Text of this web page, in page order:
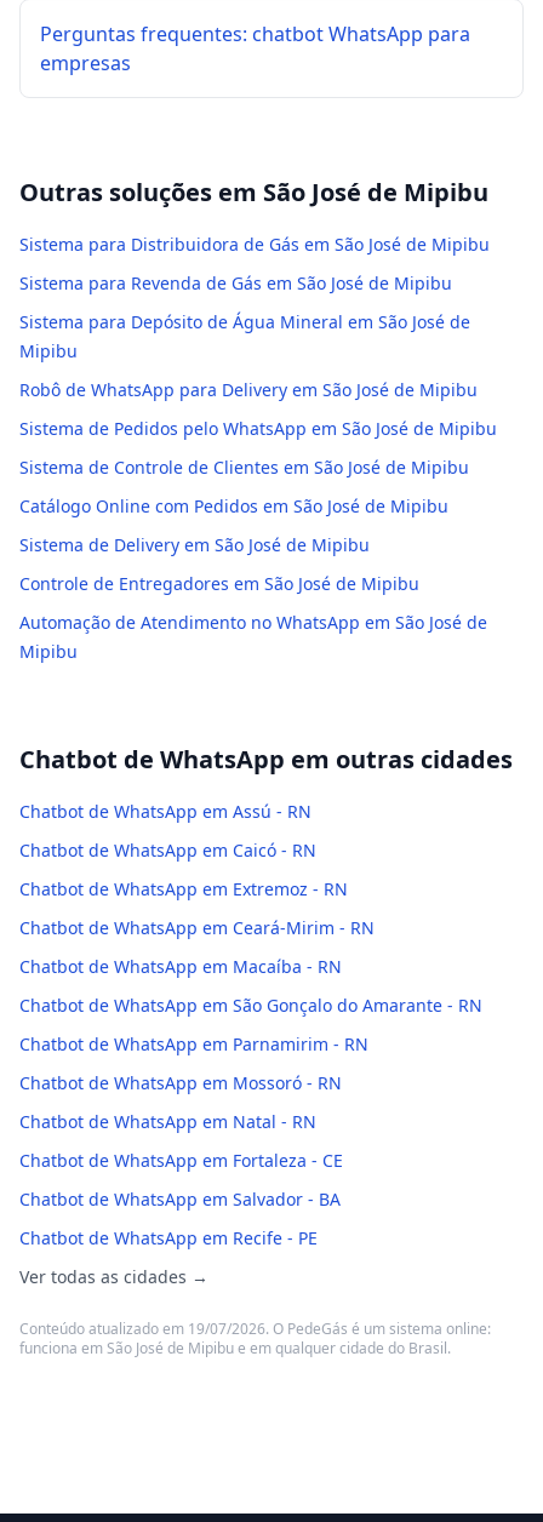
Perguntas frequentes: chatbot WhatsApp para
empresas
Outras soluções em São José de Mipibu
Sistema para Distribuidora de Gás em São José de Mipibu
Sistema para Revenda de Gás em São José de Mipibu
Sistema para Depósito de Água Mineral em São José de
Mipibu
Robô de WhatsApp para Delivery em São José de Mipibu
Sistema de Pedidos pelo WhatsApp em São José de Mipibu
Sistema de Controle de Clientes em São José de Mipibu
Catálogo Online com Pedidos em São José de Mipibu
Sistema de Delivery em São José de Mipibu
Controle de Entregadores em São José de Mipibu
Automação de Atendimento no WhatsApp em São José de
Mipibu
Chatbot de WhatsApp em outras cidades
Chatbot de WhatsApp em Assú - RN
Chatbot de WhatsApp em Caicó - RN
Chatbot de WhatsApp em Extremoz - RN
Chatbot de WhatsApp em Ceará-Mirim - RN
Chatbot de WhatsApp em Macaíba - RN
Chatbot de WhatsApp em São Gonçalo do Amarante - RN
Chatbot de WhatsApp em Parnamirim - RN
Chatbot de WhatsApp em Mossoró - RN
Chatbot de WhatsApp em Natal - RN
Chatbot de WhatsApp em Fortaleza - CE
Chatbot de WhatsApp em Salvador - BA
Chatbot de WhatsApp em Recife - PE
Ver todas as cidades →
Conteúdo atualizado em 19/07/2026. O PedeGás é um sistema online:
funciona em São José de Mipibu e em qualquer cidade do Brasil.